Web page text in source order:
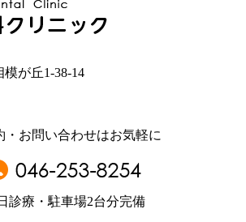
が丘1-38-14
・お問い合わせはお気軽に
診療・駐車場2台分完備